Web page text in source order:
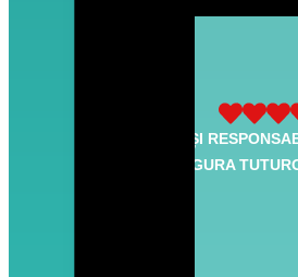
MISIUNEA ȘI
A ASIGURA